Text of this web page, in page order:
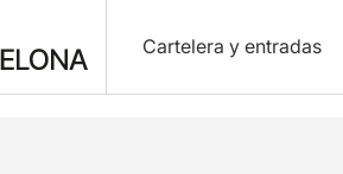
Cartelera y entradas
Ficha artística